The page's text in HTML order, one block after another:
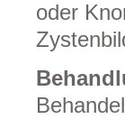
oder